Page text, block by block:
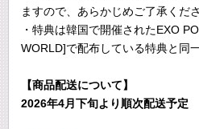
ますので、あらかじめご了承くださ
・特典は韓国で開催されたEXO
WORLD]で配布している特典と同
【商品配送について】
2026年4月下旬より順次配送予定